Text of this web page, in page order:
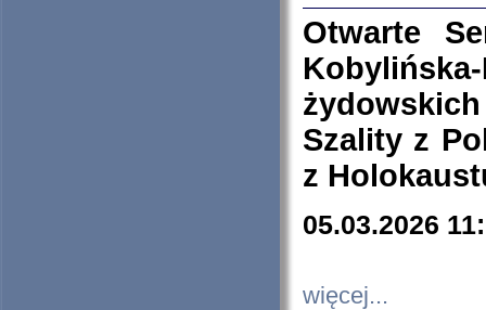
Otwarte
Szality z
z
05.03.2026
więcej...